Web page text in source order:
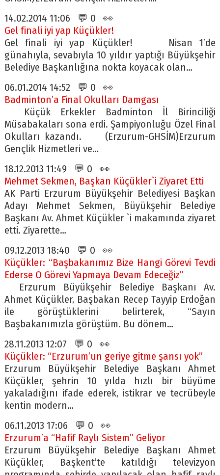
14.02.2014 11:06 💬 0 👀
Gel finali iyi yap Küçükler!
Gel finali iyi yap Küçükler! Nisan 1’de
günahıyla, sevabıyla 10 yıldır yaptığı Büyükşehir
Belediye Başkanlığına nokta koyacak olan…
06.01.2014 14:52 💬 0 👀
Badminton’a Final Okulları Damgası
Küçük Erkekler Badminton İl Birinciliği
Müsabakaları sona erdi. Şampiyonluğu Özel Final
Okulları kazandı. (Erzurum-GHSİM)Erzurum
Gençlik Hizmetleri ve…
18.12.2013 11:49 💬 0 👀
Mehmet Sekmen, Başkan Küçükler`i Ziyaret Etti
AK Parti Erzurum Büyükşehir Belediyesi Başkan
Adayı Mehmet Sekmen, Büyükşehir Belediye
Başkanı Av. Ahmet Küçükler `i makamında ziyaret
etti. Ziyarette…
09.12.2013 18:40 💬 0 👀
Küçükler: “Başbakanımız Bize Hangi Görevi Tevdi
Ederse O Görevi Yapmaya Devam Edeceğiz”
Erzurum Büyükşehir Belediye Başkanı Av.
Ahmet Küçükler, Başbakan Recep Tayyip Erdoğan
ile görüştüklerini belirterek, “Sayın
Başbakanımızla görüştüm. Bu dönem…
28.11.2013 12:07 💬 0 👀
Küçükler: “Erzurum’un geriye gitme şansı yok”
Erzurum Büyükşehir Belediye Başkanı Ahmet
Küçükler, şehrin 10 yılda hızlı bir büyüme
yakaladığını ifade ederek, istikrar ve tecrübeyle
kentin modern…
06.11.2013 17:06 💬 0 👀
Erzurum’a “Hafif Raylı Sistem” Geliyor
Erzurum Büyükşehir Belediye Başkanı Ahmet
Küçükler, Başkent’te katıldığı televizyon